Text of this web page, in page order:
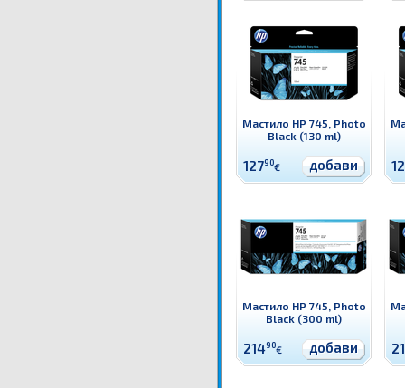
Мастило HP 745, Photo
Black (130 ml)
12790€ добави
Мастило HP 745, Photo
Black (300 ml)
21490€ добави